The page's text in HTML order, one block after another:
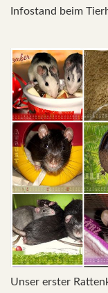
Infostand beim
Unser erster